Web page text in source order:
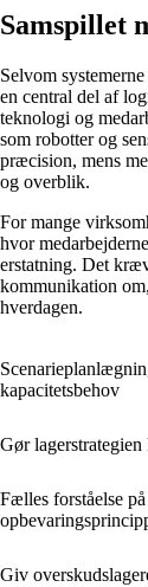
Samspillet
Selvom
en central del af
teknologi og
som robotter og
præcision, mens
og overblik.
For mange
hvor
erstatning. Det
kommunikation
hverdagen.
kapacitetsbehov
Gør
Fælles forståelse
Giv